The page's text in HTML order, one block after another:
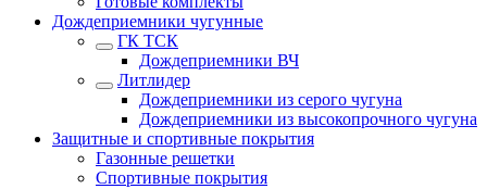
Дождеприемники чугунные
ГК ТСК
Дождеприемники ВЧ
Литлидер
Дождеприемники из серого чугуна
Дождеприемники из высокопрочного чугуна
Защитные и спортивные покрытия
Газонные решетки
Спортивные покрытия